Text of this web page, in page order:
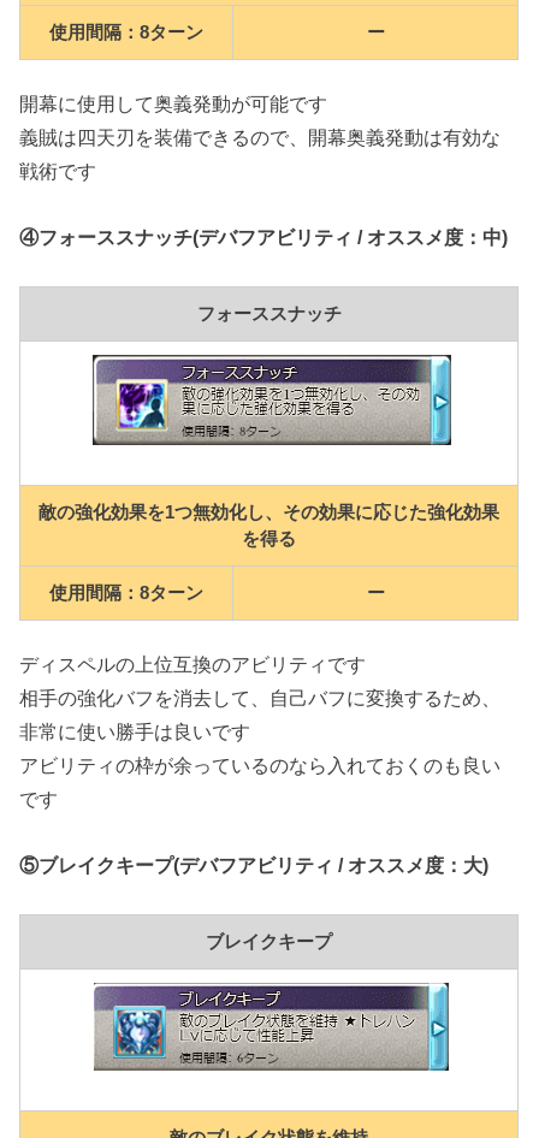
使用間隔：8ターン ー
開幕に使用して奥義発動が可能です
義賊は四天刃を装備できるので、開幕奥義発動は有効な
戦術です
④フォーススナッチ(デバフアビリティ / オススメ度：中)
フォーススナッチ
敵の強化効果を1つ無効化し、その効果に応じた強化効果
を得る
使用間隔：8ターン ー
ディスペルの上位互換のアビリティです
相手の強化バフを消去して、自己バフに変換するため、
非常に使い勝手は良いです
アビリティの枠が余っているのなら入れておくのも良い
です
⑤ブレイクキープ(デバフアビリティ / オススメ度：大)
ブレイクキープ